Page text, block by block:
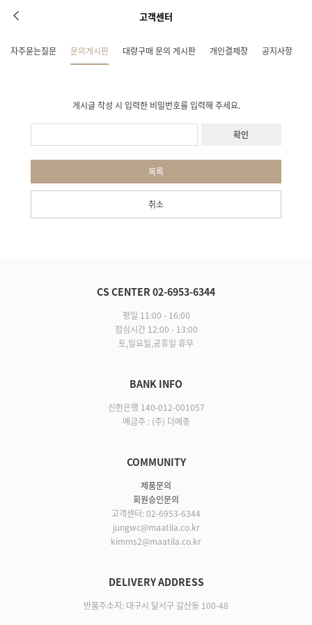
고객센터
자주묻는질문 문의게시판 대량구매 문의 게시판 개인결제창 공지사항
게시글 작성 시 입력한 비밀번호를 입력해 주세요.
확인
목록
취소
CS CENTER 02-6953-6344
평일 11:00 - 16:00
점심시간 12:00 - 13:00
토,일요일,공휴일 휴무
BANK INFO
신한은행 140-012-001057
예금주 : (주) 더메종
COMMUNITY
제품문의
회원승인문의
고객센터: 02-6953-6344
jungwc@maatila.co.kr
kimms2@maatila.co.kr
DELIVERY ADDRESS
반품주소지: 대구시 달서구 갈산동 100-48